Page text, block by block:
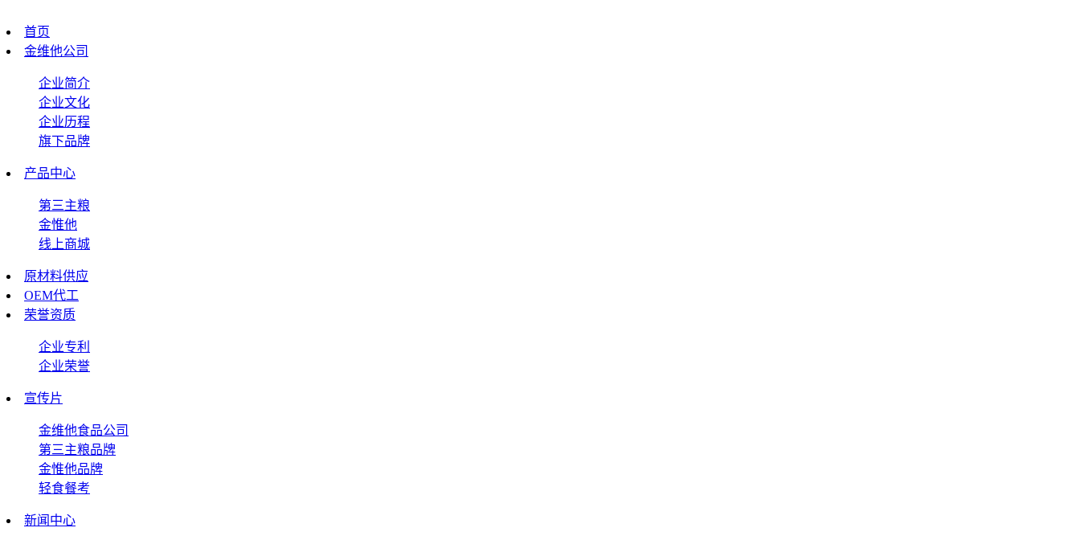
首页
金维他公司
企业简介
企业文化
企业历程
旗下品牌
产品中心
第三主粮
金惟他
线上商城
原材料供应
OEM代工
荣誉资质
企业专利
企业荣誉
宣传片
金维他食品公司
第三主粮品牌
金惟他品牌
轻食餐考
新闻中心